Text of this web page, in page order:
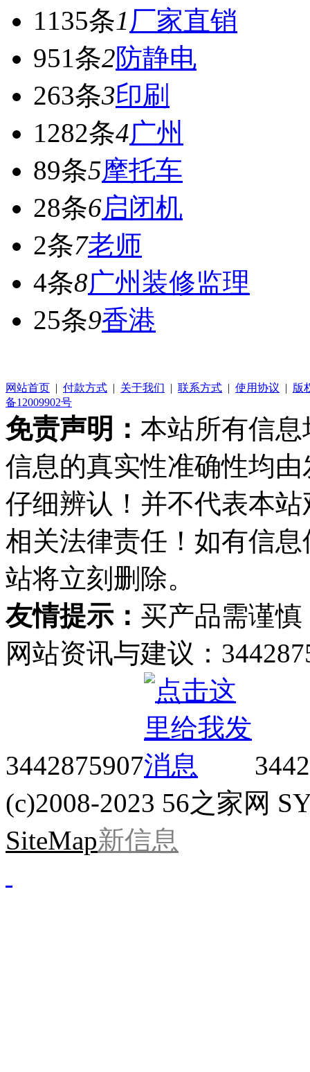
1135条1 厂家直销
951条2防静电
263条3印刷
1282条4广州
89条5摩托车
28条6启闭机
2条7老师
4条8广州装修监理
25条9香港
网站首页 | 付款方式 | 关于我们 | 联系方式 | 使用协议 | 版
备12009902号
免责声明： 本站所有信
信息的真实性准确性均
仔细辨认！并不代表本站
相关法律责任！如有信
站将立刻删除。
友情提示： 买产品需谨慎
网站资讯与建议：
3442875907
(c)2008-2023 56之家网
SiteMap新信息